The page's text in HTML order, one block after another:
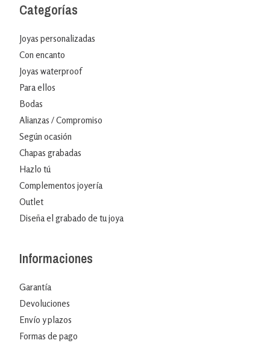
Categorías
Joyas personalizadas
Con encanto
Joyas waterproof
Para ellos
Bodas
Alianzas / Compromiso
Según ocasión
Chapas grabadas
Hazlo tú
Complementos joyería
Outlet
Diseña el grabado de tu joya
Informaciones
Garantía
Devoluciones
Envío y plazos
Formas de pago